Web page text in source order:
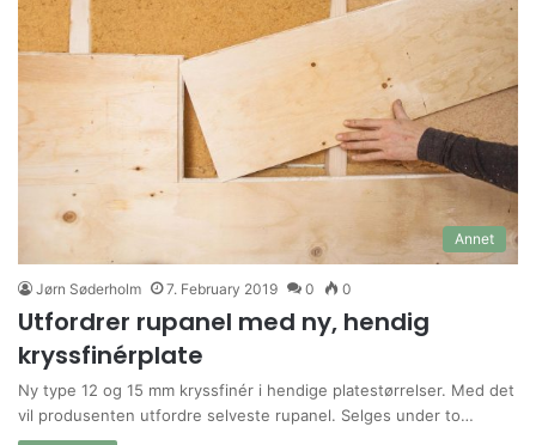
Annet
Jørn Søderholm 7. February 2019 0 0
Utfordrer rupanel med ny, hendig
kryssfinérplate
Ny type 12 og 15 mm kryssfinér i hendige platestørrelser. Med det
vil produsenten utfordre selveste rupanel. Selges under to…